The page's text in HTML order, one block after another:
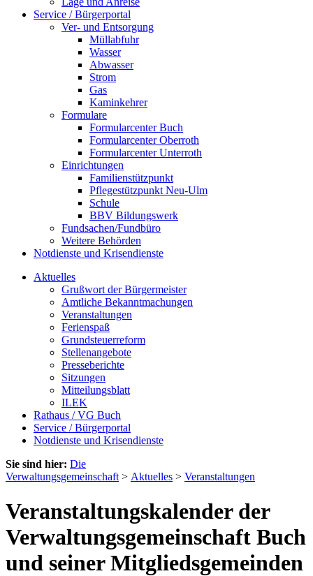
Service / Bürgerportal
Ver- und Entsorgung
Müllabfuhr
Wasser
Abwasser
Strom
Gas
Kaminkehrer
Formulare
Formularcenter Buch
Formularcenter Oberroth
Formularcenter Unterroth
Einrichtungen
Familienstützpunkt
Pflegestützpunkt Neu-Ulm
Schule
BBV Bildungswerk
Fundsachen/Fundbüro
Weitere Behörden
Notdienste und Krisendienste
Aktuelles
Grußwort der Bürgermeister
Amtliche Bekanntmachungen
Veranstaltungen
Ferienspaß
Grundsteuerreform
Stellenangebote
Presseberichte
Sitzungen
Mitteilungsblatt
ILEK
Rathaus / VG Buch
Service / Bürgerportal
Notdienste und Krisendienste
Sie sind hier: Die
Verwaltungsgemeinschaft > Aktuelles > Veranstaltungen
Veranstaltungskalender der
Verwaltungsgemeinschaft Buch
und seiner Mitgliedsgemeinden